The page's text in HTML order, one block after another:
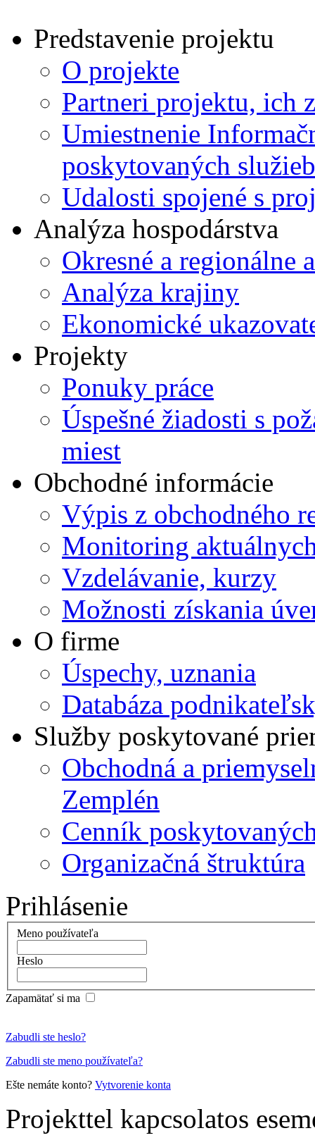
Predstavenie projektu
O projekte
Partneri projektu, ich
Umiestnenie
poskytovaných služieb
Udalosti spojené s
Analýza hospodárstva
Okresné a regionálne
Analýza krajiny
Ekonomické
Projekty
Ponuky práce
Úspešné žiadosti s
miest
Obchodné informácie
Výpis z obchodného
Monitoring
Vzdelávanie, kurzy
Možnosti získania
O firme
Úspechy, uznania
Databáza
Služby poskytované
Obchodná a
Zemplén
Cenník
Organizačná štruktúra
Prihlásenie
Meno používateľa
Heslo
Zapamätať si ma
Zabudli ste heslo?
Zabudli ste meno používateľa?
Ešte nemáte konto? Vytvorenie konta
Projekttel kapcsolatos